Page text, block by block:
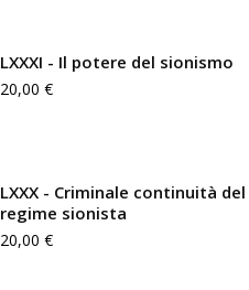
LXXXI - Il potere del sionismo
20,00 €
LXXX - Criminale continuità del
regime sionista
20,00 €